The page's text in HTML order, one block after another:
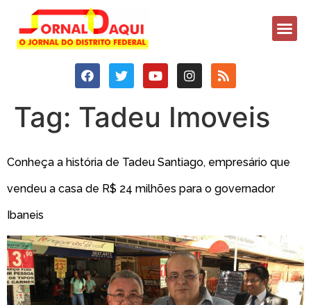
Tag: Tadeu Imoveis
Conheça a história de Tadeu Santiago, empresário que
vendeu a casa de R$ 24 milhões para o governador
Ibaneis